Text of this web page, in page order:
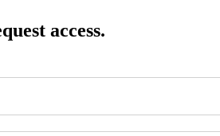
access.